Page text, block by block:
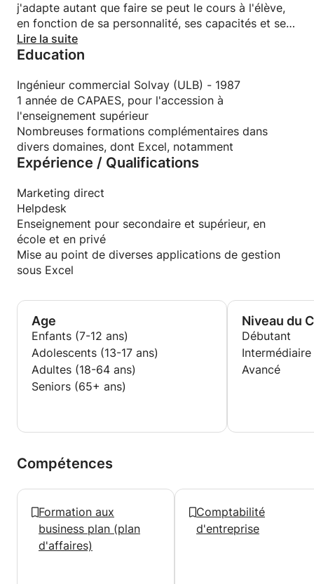
j'adapte autant que faire se peut le cours à l'élève,
en fonction de sa personnalité, ses capacités et ses
desiderata. C'est tout un art !
Je veille aussi à garder un bon équilibre entre la
combinant au mieux.
Et, bien entendu, je fais participer l'élève un
maximum à la leçon, notamment en lui posant des
questions (les bonnes, évidemment !) sur la matière.
Je reçois régulièrement des remerciements de mes
élèves pour l'aide que j'ai pu leur apporter (ils me
d'ailleurs), et cela me touche toujours beaucoup,
bien sûr.
Lire la suite
Education
Ingénieur commercial Solvay (ULB) - 1987
1 année de CAPAES, pour l'accession à
l'enseignement supérieur
Nombreuses formations complémentaires dans
divers domaines, dont Excel, notamment
Expérience / Qualifications
Marketing direct
Helpdesk
Enseignement pour secondaire et supérieur, en
école et en privé
Mise au point de diverses applications de gestion
sous Excel
Age
Enfants (7-12 ans)
Adolescents (13-17 ans)
Adultes (18-64 ans)
Seniors (65+ ans)
Niveau du
Débutant
Intermédiaire
Avancé
Compétences
Formation aux
business plan (plan
d'affaires)
Comptabilité
d'entreprise